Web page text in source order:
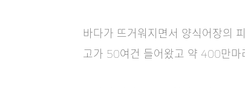
바다가 뜨거워지면서 양식어장의
고가 50여건 들어왔고 약 400만마